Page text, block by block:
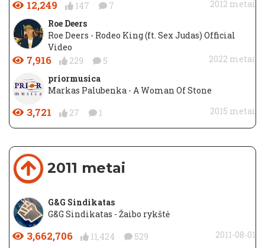
12,249 147 7
2012 metai
Roe Deers
Roe Deers - Rodeo King (ft. Sex Judas) Official
Video
7,916 229 5
2022 metai
priormusica
Markas Palubenka - A Woman Of Stone
3,721 27 1 2015 metai
2011 metai
G&G Sindikatas
G&G Sindikatas - Žaibo rykštė
3,662,706 11,424 529
2011-08-01